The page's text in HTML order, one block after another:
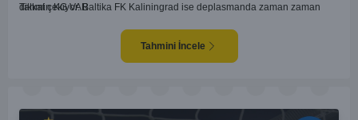
dikkat çekiyor. Baltika FK Kaliningrad ise deplasmanda zaman zaman
ve seyirci desteğini arkasına alarak gol yollarında etkili olması, maçın
seyrini değiştirebilecek bir faktör olarak değerlendiriliyor. Bununla birlikte,
Baltika'nın savunma direncini kırabilmesi, maçı daha heyecanlı hale
Tahmin KG VAR
Tahmini İncele